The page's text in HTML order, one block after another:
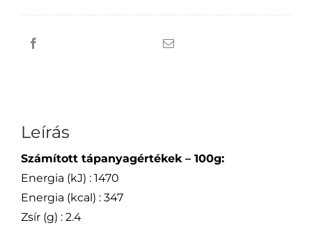
Leírás
Számított tápanyagértékek – 100g:
Energia (kJ) : 1470
Energia (kcal) : 347
Zsír (g) : 2.4